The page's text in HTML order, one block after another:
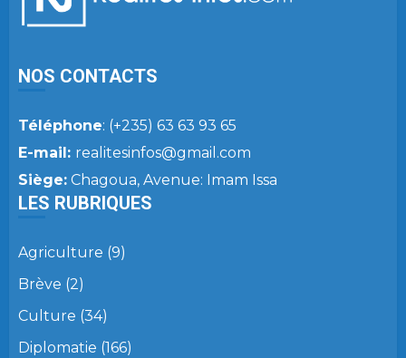
NOS CONTACTS
Téléphone: (+235) 63 63 93 65
E-mail: realitesinfos@gmail.com
Siège: Chagoua, Avenue: Imam Issa
LES RUBRIQUES
Agriculture (9)
Brève (2)
Culture (34)
Diplomatie (166)